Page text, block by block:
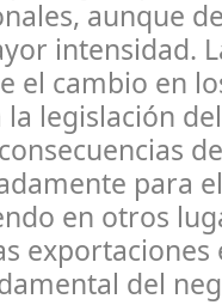
aunque
intensidad.
el cambio en
legislación
para
en otros
exportaciones
del